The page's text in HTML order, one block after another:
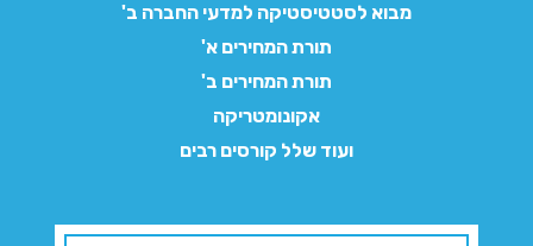
מבוא לסטטיסטיקה למדעי החברה ב'
תורת המחירים א'
תורת המחירים ב'
אקונומטריקה
ועוד שלל קורסים רבים